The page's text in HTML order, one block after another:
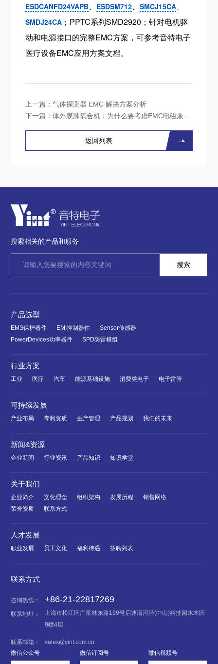
ESDCANFD24VAPB、 ESDSM712、SMCJ15CA、
SMDJ24CA ；PPTC系列SMD2920；针对电机驱
动和电源接口的完整EMC方案，可参考音特电子
医疗设备EMC应用方案文档。
上一篇：气体探测器 EMC 解决方案分析
下一篇：体外膜肺氧合机：为什么要考虑EMC电磁兼容？
返回列表
搜索相关的产品和服务
产品选型
EMS保护器件 EMI抑制器件
Sensor传感器
PowerDevices功率器件
SPD防雷模组
行业方案
工业 医疗 汽车 能源基础设施 消费类电子 电子雷管
可持续发展
产业布局 专利资质 生产管理 产品规划 我们的未来
新闻&资源
企业新闻 行业资讯 产品知识 知识学堂
关于我们
企业简介 文化理念 组织架构 发展历程
销售网络
荣誉资质
联系方式
人才发展
职业发展 员工文化 福利待遇 招聘列表
联系方式
咨询热线： +86-21-22817269
联系地址：
上海市松江区广富林东路199号启迪漕河泾(中山)科技园水木园
9幢4层
联系邮箱：
sales@yint.com.cn
微信公众号
微信订阅号 微信视频号